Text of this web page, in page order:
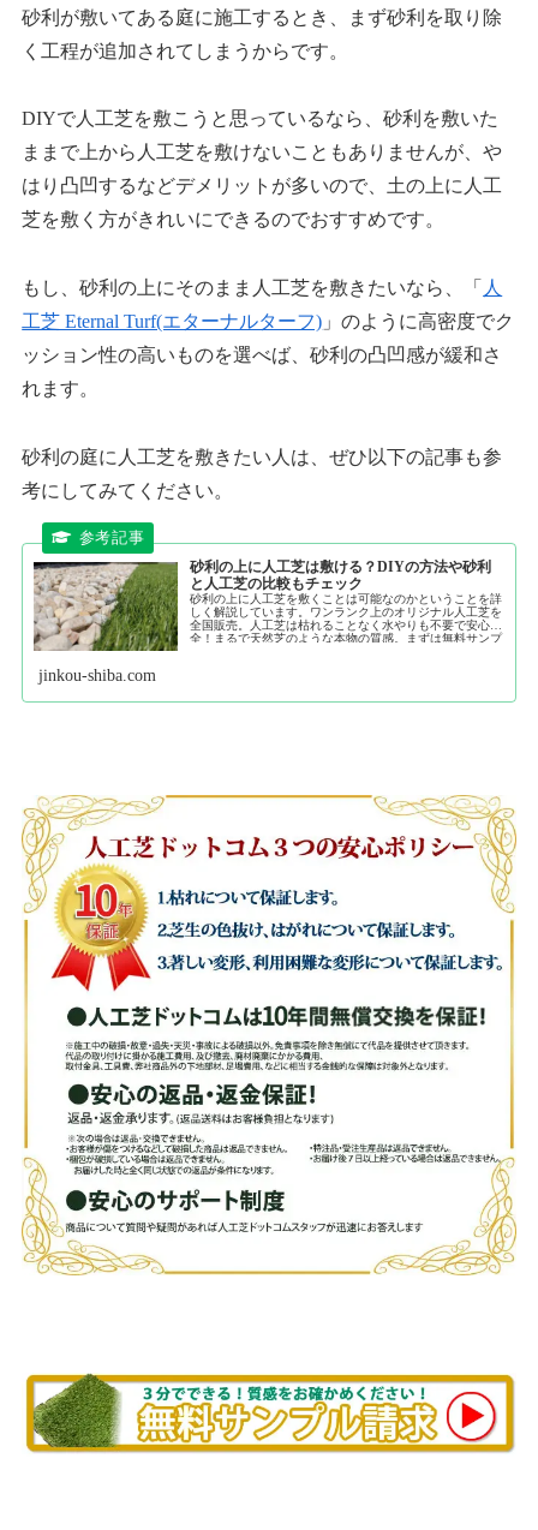
砂利が敷いてある庭に施工するとき、まず砂利を取り除
く工程が追加されてしまうからです。
DIYで人工芝を敷こうと思っているなら、砂利を敷いた
ままで上から人工芝を敷けないこともありませんが、や
はり凸凹するなどデメリットが多いので、土の上に人工
芝を敷く方がきれいにできるのでおすすめです。
もし、砂利の上にそのまま人工芝を敷きたいなら、「 人
工芝 Eternal Turf(エターナルターフ) 」のように高密度でク
ッション性の高いものを選べば、砂利の凸凹感が緩和さ
れます。
砂利の庭に人工芝を敷きたい人は、ぜひ以下の記事も参
考にしてみてください。
砂利の上に人工芝は敷ける？DIYの方法や砂利
と人工芝の比較もチェック
砂利の上に人工芝を敷くことは可能なのかということを詳
しく解説しています。ワンランク上のオリジナル人工芝を
全国販売。人工芝は枯れることなく水やりも不要で安心安
全！まるで天然芝のような本物の質感。まずは無料サンプ
jinkou-shiba.com